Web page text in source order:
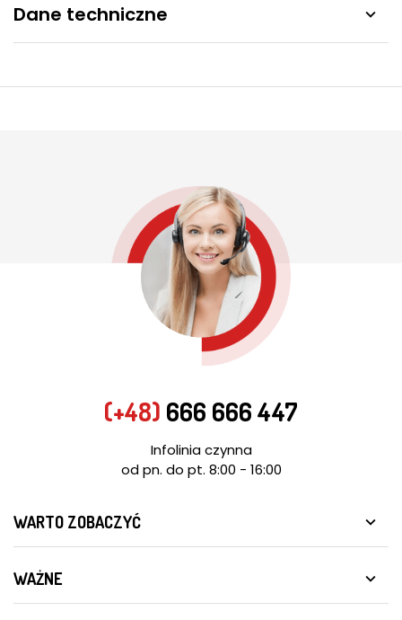
Dane techniczne 
(+48) 666 666 447
Infolinia czynna
od pn. do pt. 8:00 - 16:00
WARTO ZOBACZYĆ 
WAŻNE 